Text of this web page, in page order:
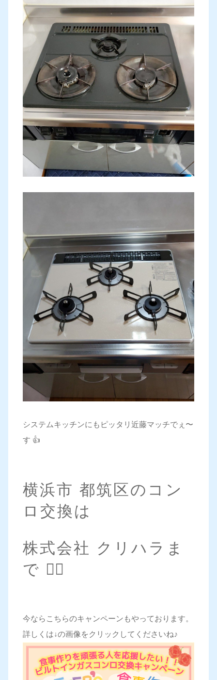
システムキッチンにもピッタリ近藤マッチでぇ〜
す 👍
横浜市 都筑区のコン
ロ交換は
株式会社 クリハラま
で 💁‍♀️
今ならこちらのキャンペーンもやっております。
詳しくは↓の画像をクリックしてくださいね♪